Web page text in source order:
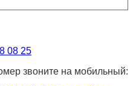
08 25
звоните на мобильный: